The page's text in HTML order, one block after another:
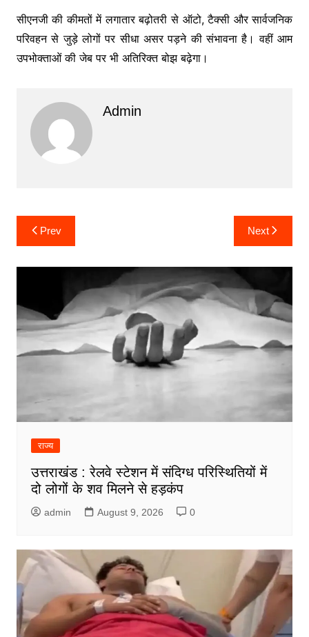
सीएनजी की कीमतों में लगातार बढ़ोतरी से ऑटो, टैक्सी और सार्वजनिक
परिवहन से जुड़े लोगों पर सीधा असर पड़ने की संभावना है। वहीं आम
उपभोक्ताओं की जेब पर भी अतिरिक्त बोझ बढ़ेगा।
Admin
Post
navigation
Prev Next
राज्य
उत्तराखंड : रेलवे स्टेशन में संदिग्ध परिस्थितियों में
दो लोगों के शव मिलने से हड़कंप
admin August 9, 2026 0